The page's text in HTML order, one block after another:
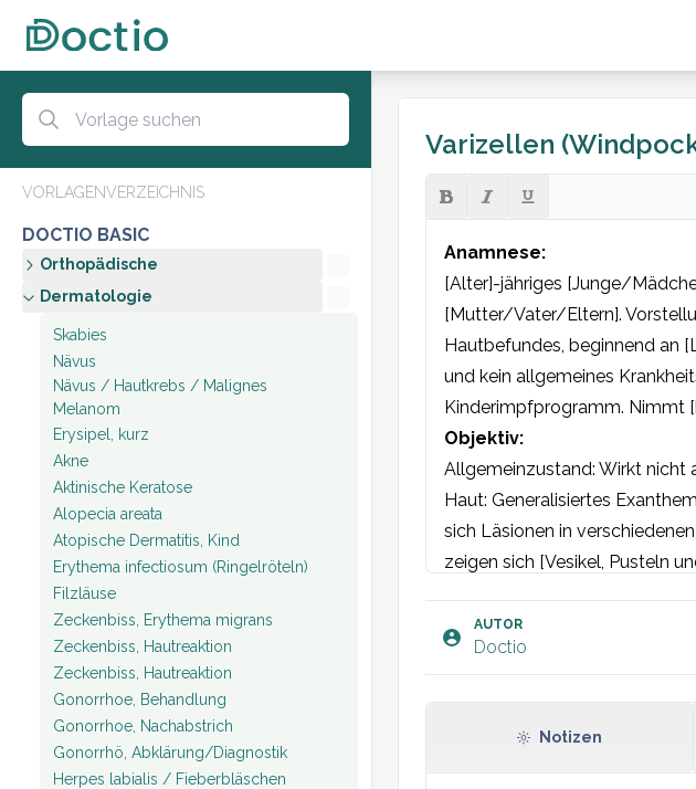
VORLAGENVERZEICHNIS
DOCTIO BASIC
Orthopädische
Dermatologie
Skabies
Nävus
Nävus / Hautkrebs / Malignes
Melanom
Erysipel, kurz
Akne
Aktinische Keratose
Alopecia areata
Atopische Dermatitis, Kind
Erythema infectiosum (Ringelröteln)
Filzläuse
Zeckenbiss, Erythema migrans
Zeckenbiss, Hautreaktion
Zeckenbiss, Hautreaktion
Gonorrhoe, Behandlung
Gonorrhoe, Nachabstrich
Gonorrhö, Abklärung/Diagnostik
Herpes labialis / Fieberbläschen
Varizellen
Anamnese:
[Alter]-jähriges [Junge/
[Mutter/Vater/Eltern].
Hautbefundes, beginnend an
und kein allgemeines
Kinderimpfprogramm. Nimmt
Objektiv:
Allgemeinzustand: Wirkt nicht
Haut: Generalisiertes
sich Läsionen in
zeigen sich [Vesikel, Pusteln
AUTOR
Doctio
Notizen